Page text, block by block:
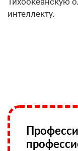
интеллекту.